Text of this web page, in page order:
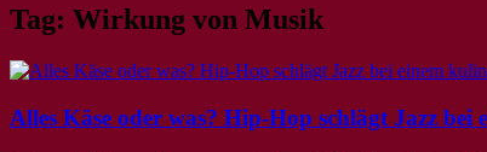
Tag: Wirkung von Musik
Alles Käse oder was? Hip-Hop schlägt Jazz